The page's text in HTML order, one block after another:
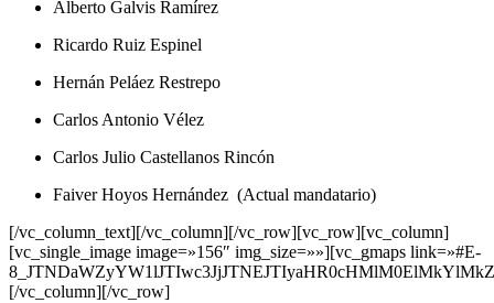
Alberto Galvis Ramírez
Ricardo Ruiz Espinel
Hernán Peláez Restrepo
Carlos Antonio Vélez
Carlos Julio Castellanos Rincón
Faiver Hoyos Hernández (Actual mandatario)
[/vc_column_text][/vc_column][/vc_row][vc_row][vc_column]
[vc_single_image image=»156″ img_size=»»][vc_gmaps link=»#E-
[/vc_column][/vc_row]